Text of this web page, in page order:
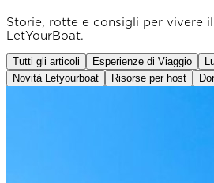
Storie, rotte e consigli per vivere
LetYourBoat.
Tutti gli articoli Esperienze di Viaggio
Novità Letyourboat
Risorse per host